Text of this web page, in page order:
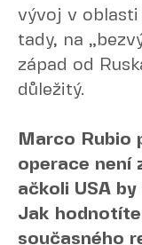
vývoj v oblasti
tady, na
západ od
důležitý.
Marco Rubio
operace není
ačkoli USA
Jak
současného